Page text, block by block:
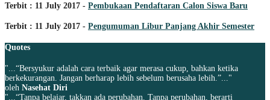
Terbit : 11 July 2017 - Pembukaan Pendaftaran Calon Siswa Baru
Terbit : 11 July 2017 - Pengumuman Libur Panjang Akhir Semester
Quotes
"...“Bersyukur adalah cara terbaik agar merasa cukup, bahkan ketika
berkekurangan. Jangan berharap lebih sebelum berusaha lebih.”..."
oleh Nasehat Diri
"...“Tanpa belajar, takkan ada perubahan. Tanpa perubahan, berarti